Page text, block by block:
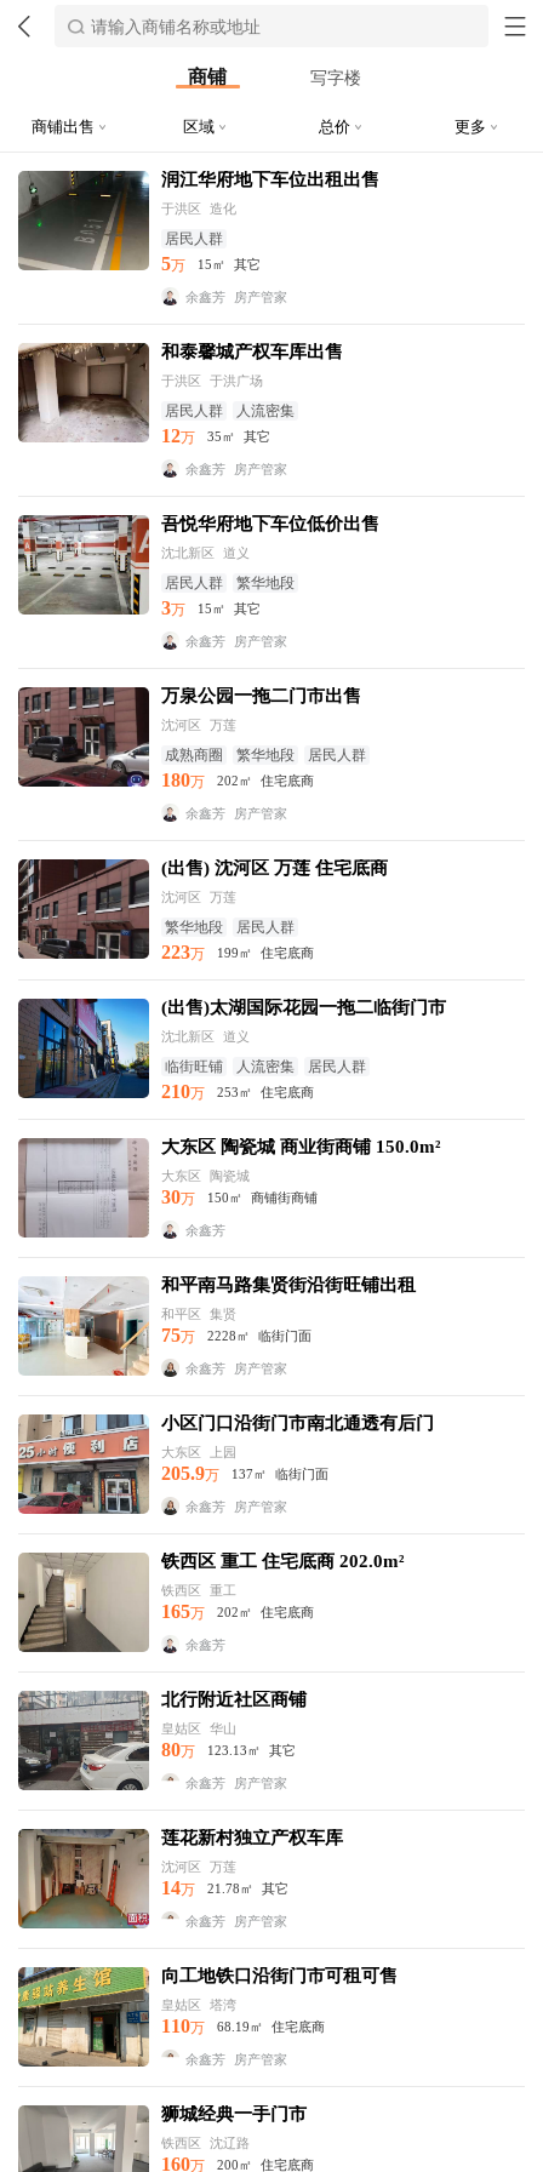
商铺 写字楼
商铺出售 区域 总价 更多
润江华府地下车位出租出售
于洪区 造化
居民人群
5万 15㎡ 其它
余鑫芳 房产管家
和泰馨城产权车库出售
于洪区 于洪广场
居民人群 人流密集
12万 35㎡ 其它
余鑫芳 房产管家
吾悦华府地下车位低价出售
沈北新区 道义
居民人群 繁华地段
3万 15㎡ 其它
余鑫芳 房产管家
万泉公园一拖二门市出售
沈河区 万莲
成熟商圈 繁华地段 居民人群
180万 202㎡ 住宅底商
余鑫芳 房产管家
(出售) 沈河区 万莲 住宅底商
沈河区 万莲
繁华地段 居民人群
223万 199㎡ 住宅底商
(出售)太湖国际花园一拖二临街门市
沈北新区 道义
临街旺铺 人流密集 居民人群
210万 253㎡ 住宅底商
大东区 陶瓷城 商业街商铺 150.0m²
大东区 陶瓷城
30万 150㎡ 商铺街商铺
余鑫芳
和平南马路集贤街沿街旺铺出租
和平区 集贤
75万 2228㎡ 临街门面
余鑫芳 房产管家
小区门口沿街门市南北通透有后门
大东区 上园
205.9万 137㎡ 临街门面
余鑫芳 房产管家
铁西区 重工 住宅底商 202.0m²
铁西区 重工
165万 202㎡ 住宅底商
余鑫芳
北行附近社区商铺
皇姑区 华山
80万 123.13㎡ 其它
余鑫芳 房产管家
莲花新村独立产权车库
沈河区 万莲
14万 21.78㎡ 其它
余鑫芳 房产管家
向工地铁口沿街门市可租可售
皇姑区 塔湾
110万 68.19㎡ 住宅底商
余鑫芳 房产管家
狮城经典一手门市
铁西区 沈辽路
160万 200㎡ 住宅底商